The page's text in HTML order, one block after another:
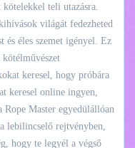
teli utazásra.
világát fedezheted
és éles szemet igényel. Ez
keresel, hogy próbára
keresel online ingyen,
Master egyedülállóan
lebilincselő rejtvényben,
hogy te legyél a végső